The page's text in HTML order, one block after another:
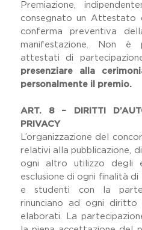
Premiazione,
consegnato un Attestato
conferma preventiva
manifestazione. Non è
attestati di
presenziare alla
personalmente il premio.
ART. 8 – DIRITTI
PRIVACY
L’organizzazione del
relativi alla pubblicazione,
ogni altro utilizzo degli
esclusione di ogni finalità
e studenti con la
rinunciano ad ogni
elaborati. La